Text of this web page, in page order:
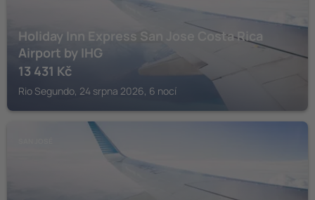
Holiday Inn Express San Jose Costa Rica
Airport by IHG
13 431 Kč
Rio Segundo, 24 srpna 2026, 6 nocí